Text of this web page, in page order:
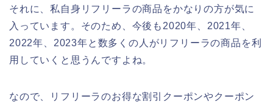
それに、私自身リフリーラの商品をかなりの方が気に
入っています。そのため、今後も2020年、2021年、
2022年、2023年と数多くの人がリフリーラの商品を利
用していくと思うんですよね。
なので、リフリーラのお得な割引クーポンやクーポン